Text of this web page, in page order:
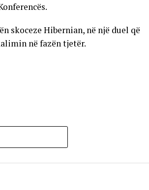
skoceze Hibernian, në një duel që
në fazën tjetër.